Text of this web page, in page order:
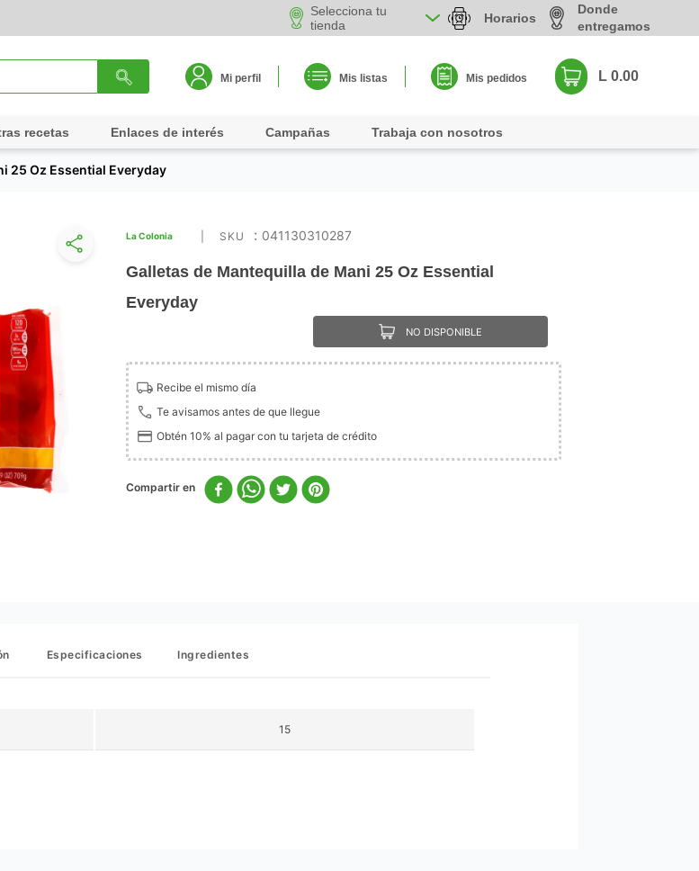
Selecciona tu
tienda
Horarios
Donde
entregamos
Mi perfil Mis listas Mis pedidos L 0.00
recetas Enlaces de interés Campañas Trabaja con nosotros
25 Oz Essential Everyday
La Colonia : 041130310287
Galletas de Mantequilla de Mani 25 Oz Essential
Everyday
NO DISPONIBLE
Recibe el mismo día
Te avisamos antes de que llegue
Obtén 10% al pagar con tu tarjeta de crédito
Especificaciones Ingredientes
15